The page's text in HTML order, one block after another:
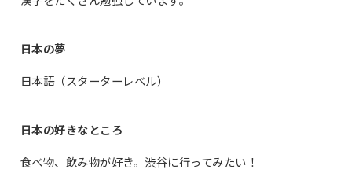
日本の夢
日本語（スターターレベル）
日本の好きなところ
食べ物、飲み物が好き。渋谷に行ってみたい！